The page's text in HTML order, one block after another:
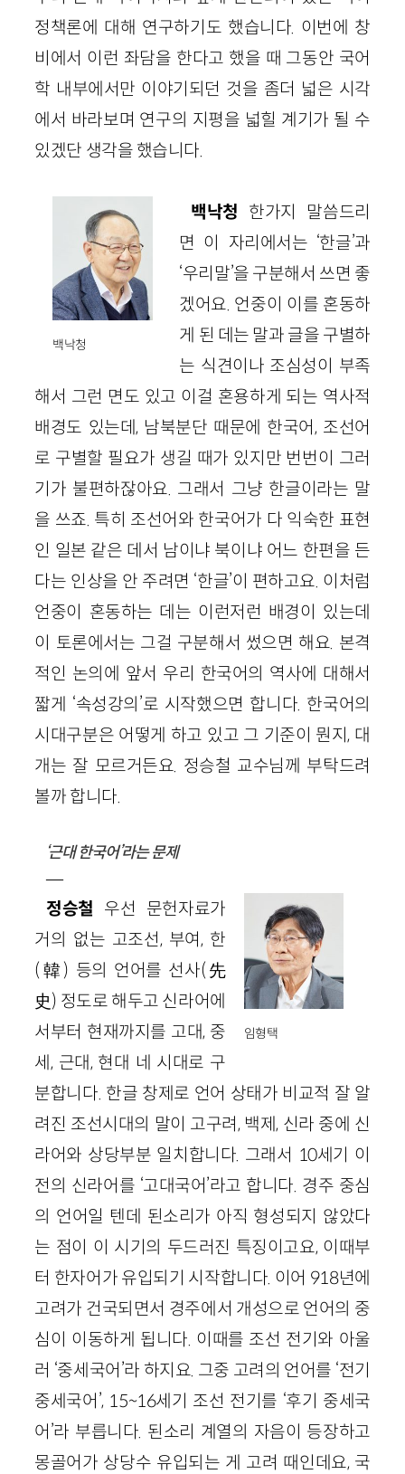
정책론에 대해 연구하기도 했습니다. 이번에 창
비에서 이런 좌담을 한다고 했을 때 그동안 국어
학 내부에서만 이야기되던 것을 좀더 넓은 시각
에서 바라보며 연구의 지평을 넓힐 계기가 될 수
있겠단 생각을 했습니다.
백낙청
백낙청 한가지 말씀드리
면 이 자리에서는 ‘한글’과
‘우리말’을 구분해서 쓰면 좋
겠어요. 언중이 이를 혼동하
게 된 데는 말과 글을 구별하
는 식견이나 조심성이 부족
해서 그런 면도 있고 이걸 혼용하게 되는 역사적
배경도 있는데, 남북분단 때문에 한국어, 조선어
로 구별할 필요가 생길 때가 있지만 번번이 그러
기가 불편하잖아요. 그래서 그냥 한글이라는 말
을 쓰죠. 특히 조선어와 한국어가 다 익숙한 표현
인 일본 같은 데서 남이냐 북이냐 어느 한편을 든
다는 인상을 안 주려면 ‘한글’이 편하고요. 이처럼
언중이 혼동하는 데는 이런저런 배경이 있는데
이 토론에서는 그걸 구분해서 썼으면 해요. 본격
적인 논의에 앞서 우리 한국어의 역사에 대해서
짧게 ‘속성강의’로 시작했으면 합니다. 한국어의
시대구분은 어떻게 하고 있고 그 기준이 뭔지, 대
개는 잘 모르거든요. 정승철 교수님께 부탁드려
볼까 합니다.
‘근대 한국어’라는 문제
—
임형택
정승철 우선 문헌자료가
거의 없는 고조선, 부여, 한
(韓) 등의 언어를 선사(先
史) 정도로 해두고 신라어에
서부터 현재까지를 고대, 중
세, 근대, 현대 네 시대로 구
분합니다. 한글 창제로 언어 상태가 비교적 잘 알
려진 조선시대의 말이 고구려, 백제, 신라 중에 신
라어와 상당부분 일치합니다. 그래서 10세기 이
전의 신라어를 ‘고대국어’라고 합니다. 경주 중심
의 언어일 텐데 된소리가 아직 형성되지 않았다
는 점이 이 시기의 두드러진 특징이고요, 이때부
터 한자어가 유입되기 시작합니다. 이어 918년에
고려가 건국되면서 경주에서 개성으로 언어의 중
심이 이동하게 됩니다. 이때를 조선 전기와 아울
러 ‘중세국어’라 하지요. 그중 고려의 언어를 ‘전기
중세국어’, 15~16세기 조선 전기를 ‘후기 중세국
어’라 부릅니다. 된소리 계열의 자음이 등장하고
몽골어가 상당수 유입되는 게 고려 때인데요, 국